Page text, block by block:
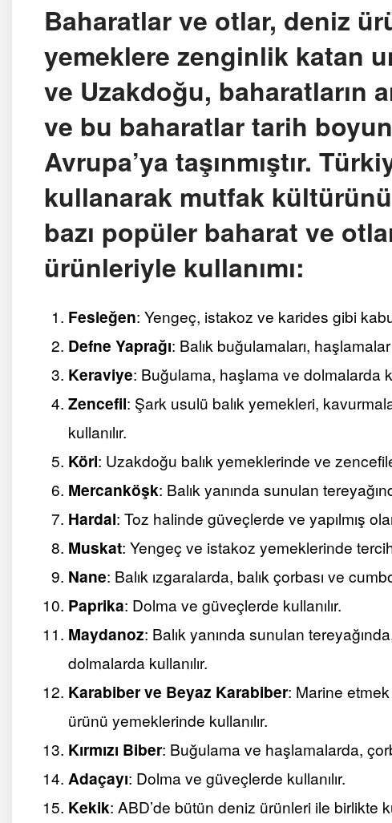
Baharatlar ve otlar, deniz
yemeklere zenginlik katan
ve Uzakdoğu, baharatların
ve bu baharatlar tarih
Avrupa’ya taşınmıştır.
kullanarak mutfak
bazı popüler baharat ve
ürünleriyle kullanımı:
Fesleğen: Yengeç, istakoz ve karides gibi
Defne Yaprağı: Balık buğulamaları,
Keraviye: Buğulama, haşlama ve dolmalarda
Zencefil: Şark usulü balık yemekleri,
kullanılır.
Köri: Uzakdoğu balık yemeklerinde ve
Mercanköşk: Balık yanında sunulan
Hardal: Toz halinde güveçlerde ve yapılmış
Muskat: Yengeç ve istakoz yemeklerinde
Nane: Balık ızgaralarda, balık çorbası ve
Paprika: Dolma ve güveçlerde kullanılır.
Maydanoz: Balık yanında sunulan
dolmalarda kullanılır.
Karabiber ve Beyaz Karabiber: Marine
ürünü yemeklerinde kullanılır.
Kırmızı Biber: Buğulama ve haşlamalarda,
Adaçayı: Dolma ve güveçlerde kullanılır.
Kekik: ABD’de bütün deniz ürünleri ile birlikte